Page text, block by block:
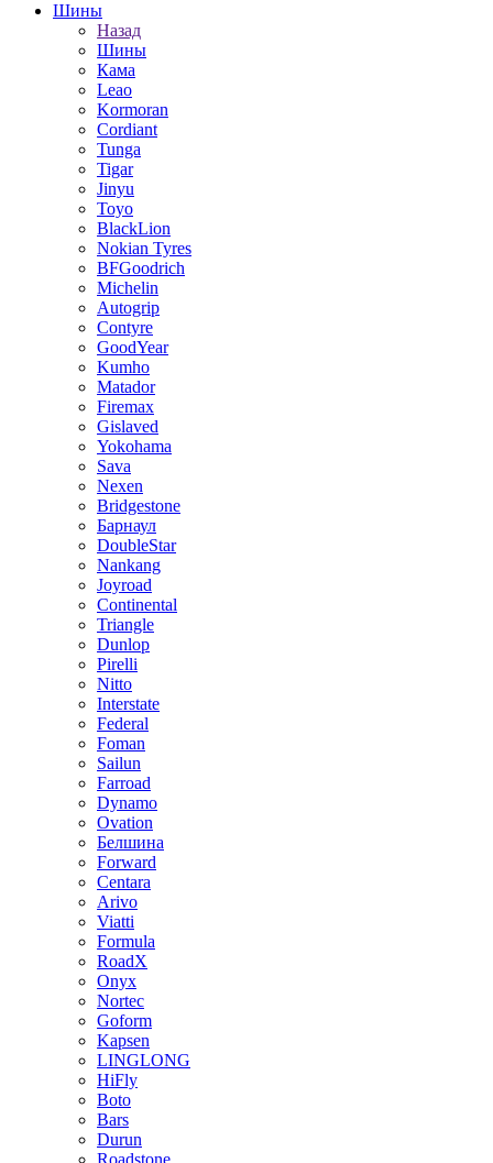
Шины
Назад
Шины
Кама
Leao
Kormoran
Cordiant
Tunga
Tigar
Jinyu
Toyo
BlackLion
Nokian Tyres
BFGoodrich
Michelin
Autogrip
Contyre
GoodYear
Kumho
Matador
Firemax
Gislaved
Yokohama
Sava
Nexen
Bridgestone
Барнаул
DoubleStar
Nankang
Joyroad
Continental
Triangle
Dunlop
Pirelli
Nitto
Interstate
Federal
Foman
Sailun
Farroad
Dynamo
Ovation
Белшина
Forward
Centara
Arivo
Viatti
Formula
RoadX
Onyx
Nortec
Goform
Kapsen
LINGLONG
HiFly
Boto
Bars
Durun
Roadstone